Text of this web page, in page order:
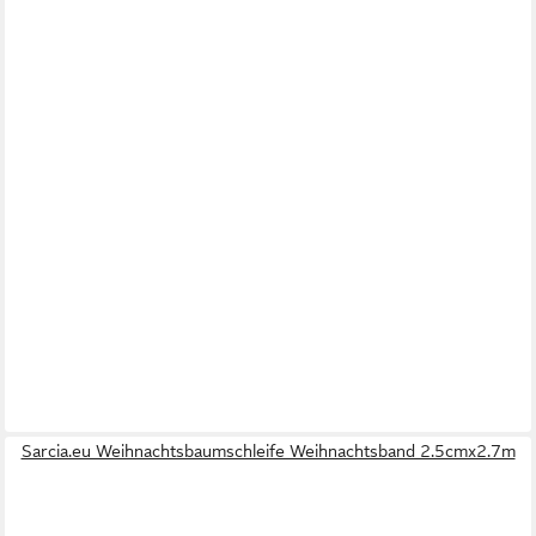
Sarcia.eu Weihnachtsbaumschleife Weihnachtsband 2.5cmx2.7m